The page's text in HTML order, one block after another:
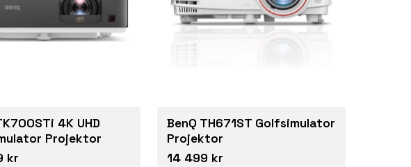
4K UHD
Projektor
kr
BenQ TH671ST Golfsimulator
Projektor
14 499 kr